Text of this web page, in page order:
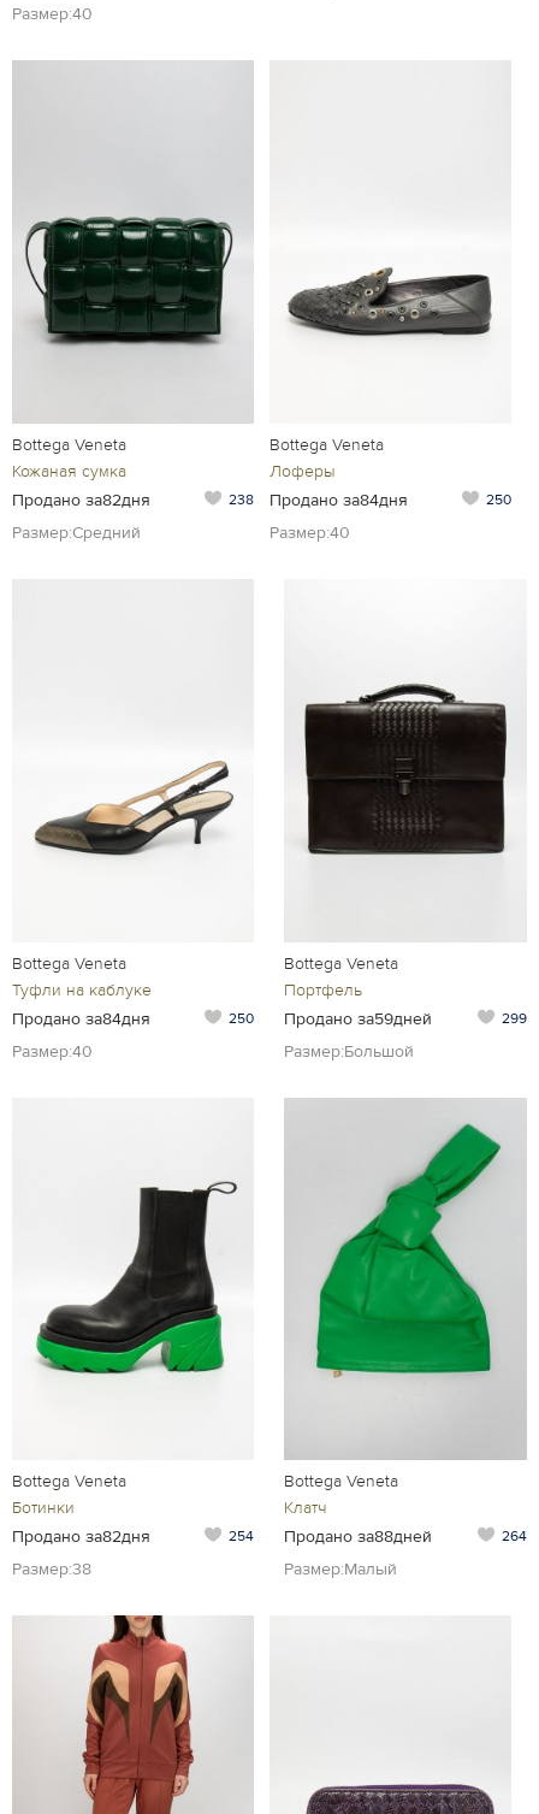
Размер:40
Bottega Veneta
Кожаная сумка
Продано за82дня
238
Размер:Средний
Bottega Veneta
Лоферы
Продано за84дня
250
Размер:40
Bottega Veneta
Туфли на каблуке
Продано за84дня
250
Размер:40
Bottega Veneta
Портфель
Продано за59дней
299
Размер:Большой
Bottega Veneta
Ботинки
Продано за82дня
254
Размер:38
Bottega Veneta
Клатч
Продано за88дней
264
Размер:Малый